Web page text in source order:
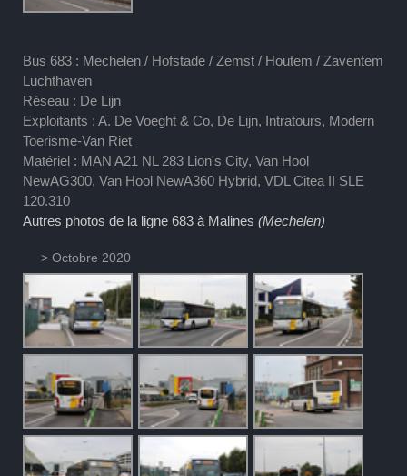
Bus 683 : Mechelen / Hofstade / Zemst / Houtem / Zaventem
Luchthaven
Réseau : De Lijn
Exploitants : A. De Voeght & Co, De Lijn, Intratours, Modern
Toerisme-Van Riet
Matériel : MAN A21 NL 283 Lion's City, Van Hool
NewAG300, Van Hool NewA360 Hybrid, VDL Citea II SLE
120.310
Autres photos de la ligne 683 à Malines (Mechelen)
> Octobre 2020